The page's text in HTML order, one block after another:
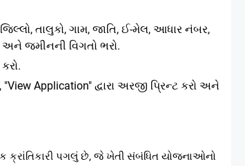
તાલુકો, ગામ, જાતિ, ઈ-મેલ, આધાર નંબર,
અને જમીનની વિગતો ભરો.
Application" દ્વારા અરજી પ્રિન્ટ કરો અને
ક્રાંતિકારી પગલું છે, જે ખેતી સંબંધિત યોજનાઓનો